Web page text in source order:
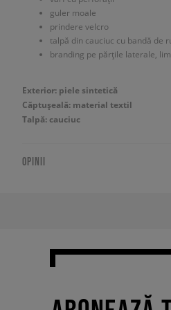
guler moale
prindere velcro
talpă din cauciuc cu bandă de
branding pe părțile laterale,
Exterior: piele sintetică
Căptușeală: material textil
Talpă: cauciuc
OPINII